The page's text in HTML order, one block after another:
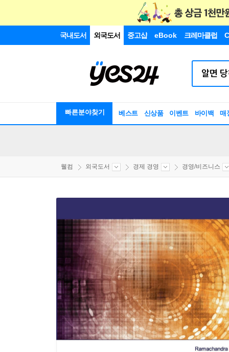
국내도서 외국도서 중고샵 eBook 크레마클럽
빠른분야찾기 베스트 신상품 이벤트 바이백 매
웰컴 외국도서 경제 경영 경영/비즈니스